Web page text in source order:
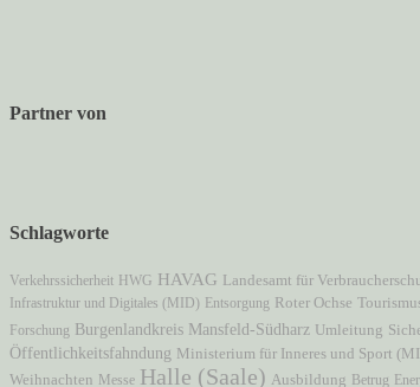
Partner von
Schlagworte
Verkehrssicherheit HWG HAVAG Landesamt für
Infrastruktur und Digitales (MID) Entsorgung Roter Ochse
Forschung Burgenlandkreis Mansfeld-Südharz Umleitung
Öffentlichkeitsfahndung Ministerium für Inneres und Sport
Weihnachten Messe Halle (Saale) Ausbildung Betrug